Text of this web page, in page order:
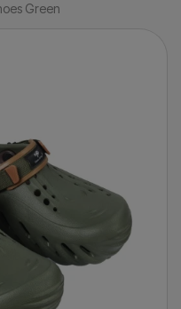
Green